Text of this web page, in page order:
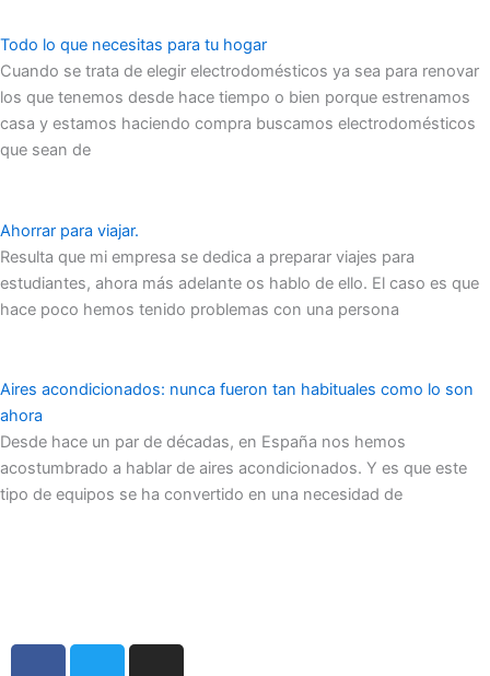
Todo lo que necesitas para tu hogar
Cuando se trata de elegir electrodomésticos ya sea para renovar
los que tenemos desde hace tiempo o bien porque estrenamos
casa y estamos haciendo compra buscamos electrodomésticos
que sean de
Ahorrar para viajar.
Resulta que mi empresa se dedica a preparar viajes para
estudiantes, ahora más adelante os hablo de ello. El caso es que
hace poco hemos tenido problemas con una persona
Aires acondicionados: nunca fueron tan habituales como lo son
ahora
Desde hace un par de décadas, en España nos hemos
acostumbrado a hablar de aires acondicionados. Y es que este
tipo de equipos se ha convertido en una necesidad de